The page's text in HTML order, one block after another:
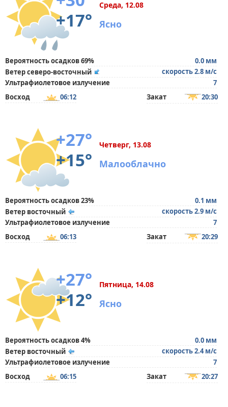
+17°
Среда, 12.08
Ясно
Вероятность осадков 69%
0.0 мм
Ветер северо-восточный
скорость 2.8 м/с
Ультрафиолетовое излучение
7
Восход
06:12 Закат 20:30
+27°
+15°
Четверг, 13.08
Малооблачно
Вероятность осадков 23%
0.1 мм
Ветер восточный
скорость 2.9 м/с
Ультрафиолетовое излучение
7
Восход
06:13 Закат 20:29
+27°
+12°
Пятница, 14.08
Ясно
Вероятность осадков 4%
0.0 мм
Ветер восточный
скорость 2.4 м/с
Ультрафиолетовое излучение
7
Восход
06:15 Закат 20:27